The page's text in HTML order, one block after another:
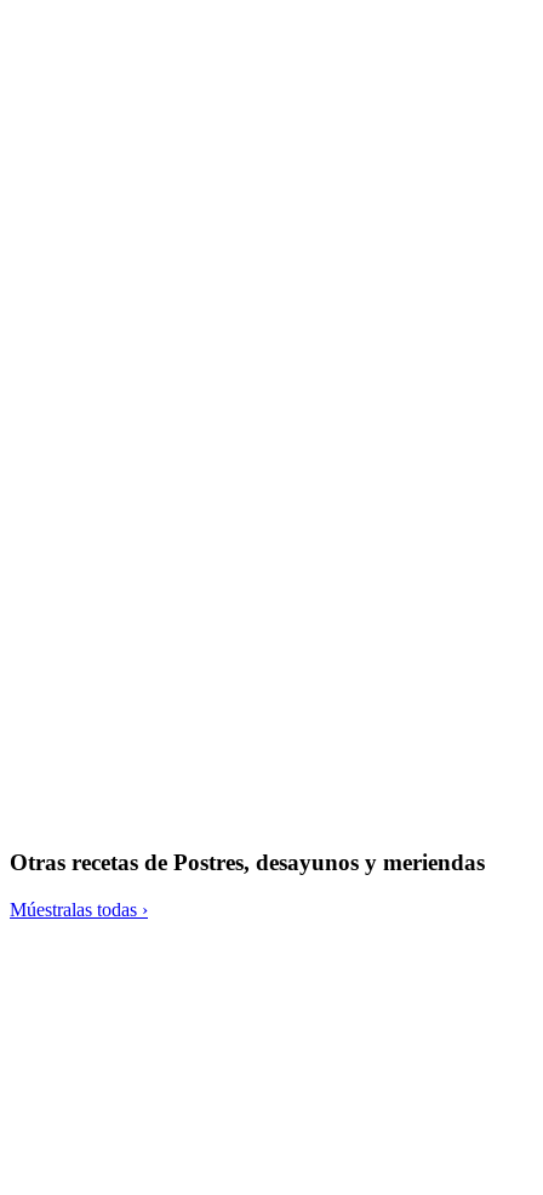
Otras recetas de Postres, desayunos y meriendas
Múestralas todas ›